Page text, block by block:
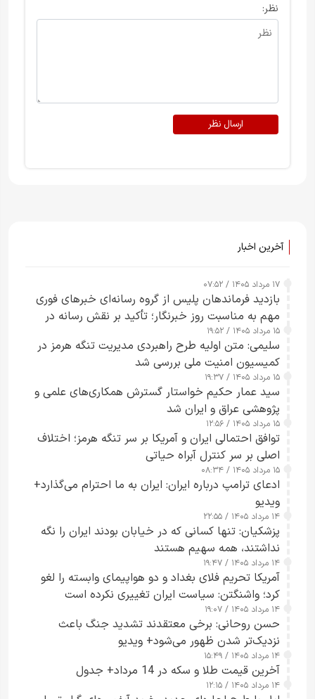
نظر:
ارسال نظر
آخرین اخبار
۱۷ مرداد ۱۴۰۵ / ۰۷:۵۲
بازدید فرماندهان پلیس از گروه رسانه‌ای خبرهای فوری
مهم به مناسبت روز خبرنگار؛ تأکید بر نقش رسانه در
تقویت امنیت و اعتماد عمومی
۱۵ مرداد ۱۴۰۵ / ۱۹:۵۲
سلیمی: متن اولیه طرح راهبردی مدیریت تنگه هرمز در
کمیسیون امنیت ملی بررسی شد
۱۵ مرداد ۱۴۰۵ / ۱۹:۳۷
سید عمار حکیم خواستار گسترش همکاری‌های علمی و
پژوهشی عراق و ایران شد
۱۵ مرداد ۱۴۰۵ / ۱۲:۵۶
توافق احتمالی ایران و آمریکا بر سر تنگه هرمز؛ اختلاف
اصلی بر سر کنترل آبراه حیاتی
۱۵ مرداد ۱۴۰۵ / ۰۸:۳۴
ادعای ترامپ درباره ایران: ایران به ما احترام می‌گذارد+
ویدیو
۱۴ مرداد ۱۴۰۵ / ۲۲:۵۵
پزشکیان: تنها کسانی که در خیابان بودند ایران را نگه
نداشتند، همه سهیم هستند
۱۴ مرداد ۱۴۰۵ / ۱۹:۴۷
آمریکا تحریم فلای بغداد و دو هواپیمای وابسته را لغو
کرد؛ واشنگتن: سیاست ایران تغییری نکرده است
۱۴ مرداد ۱۴۰۵ / ۱۹:۰۷
حسن روحانی: برخی معتقدند تشدید جنگ باعث
نزدیک‌تر شدن ظهور می‌شود+ ویدیو
۱۴ مرداد ۱۴۰۵ / ۱۵:۴۹
آخرین قیمت طلا و سکه در 14 مرداد+ جدول
۱۴ مرداد ۱۴۰۵ / ۱۲:۱۵